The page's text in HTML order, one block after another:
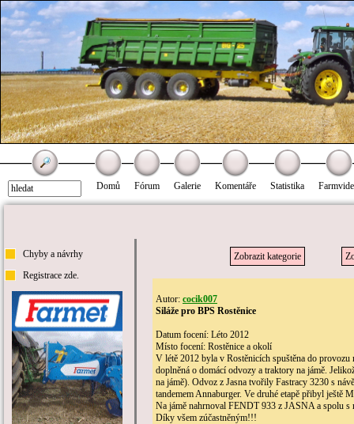
Domů Fórum Galerie Komentáře Statistika
Chyby a návrhy
Registrace zde.
Zobrazit kategorie
Autor: cocik007
Siláže pro BPS Rostěnice
Datum focení: Léto 2012
Místo focení: Rostěnice a okolí
V létě 2012 byla v Rostěnicích spuštěna do
doplněná o domácí odvozy a traktory na jámě.
na jámě). Odvoz z Jasna tvořily Fastracy 3230 s
tandemem Annaburger. Ve druhé etapě přibyl
Na jámě nahrnoval FENDT 933 z JASNA a spolu s
Díky všem zúčastněným!!!